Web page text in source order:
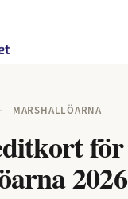
· MARSHALLÖARNA
för
2026